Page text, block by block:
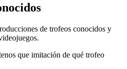
de trofeos conocidos y
que imitación de qué trofeo